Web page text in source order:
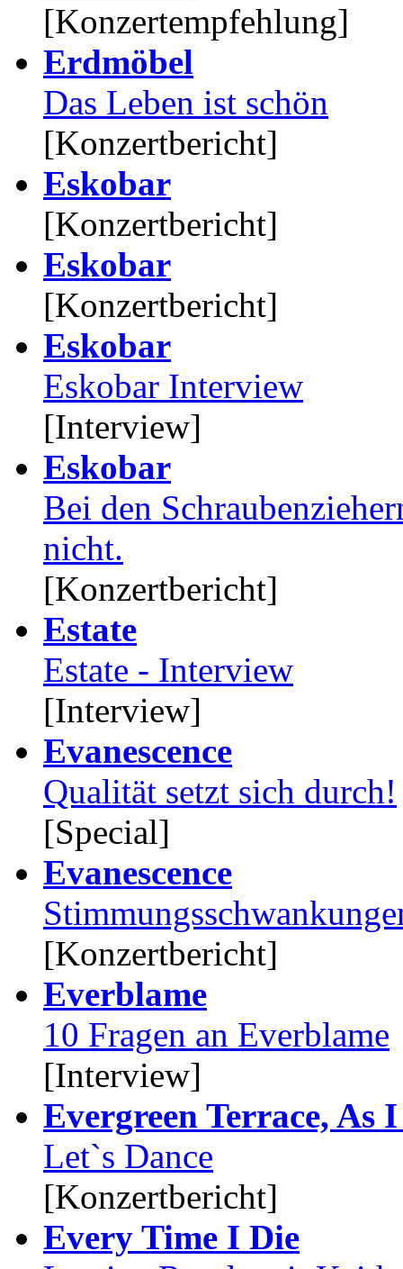
[Konzertempfehlung]
Erdmöbel
Das Leben ist schön
[Konzertbericht]
Eskobar
[Konzertbericht]
Eskobar
[Konzertbericht]
Eskobar
Eskobar Interview
[Interview]
Eskobar
Bei den
nicht.
[Konzertbericht]
Estate
Estate - Interview
[Interview]
Evanescence
Qualität setzt sich durch!
[Special]
Evanescence
[Konzertbericht]
Everblame
10 Fragen an Everblame
[Interview]
Evergreen Terrace, As
Let`s Dance
[Konzertbericht]
Every Time I Die